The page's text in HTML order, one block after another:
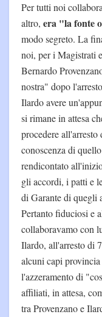
Per tutti noi
altro, era "la fonte
modo segreto. La
noi, per i Magistrati
Bernardo
nostra" dopo
Ilardo avere
si rimane in attesa
procedere
conoscenza di
rendicontato
gli accordi, i patti e
di Garante di quegli
Pertanto fiduciosi e
collaboravamo con
Ilardo, all'arresto di
alcuni capi
l'azzeramento di
affiliati, in attesa,
tra Provenzano e